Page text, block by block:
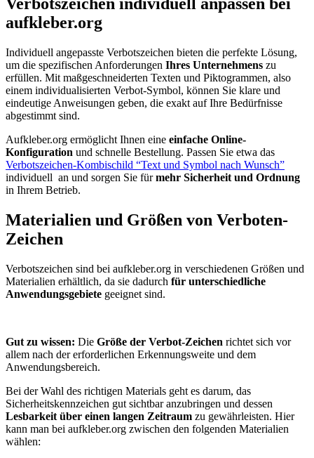
aufkleber.org
Individuell angepasste Verbotszeichen bieten die perfekte Lösung,
um die spezifischen Anforderungen Ihres Unternehmens zu
erfüllen. Mit maßgeschneiderten Texten und Piktogrammen, also
einem individualisierten Verbot-Symbol, können Sie klare und
eindeutige Anweisungen geben, die exakt auf Ihre Bedürfnisse
abgestimmt sind.
Aufkleber.org ermöglicht Ihnen eine einfache Online-
Konfiguration und schnelle Bestellung. Passen Sie etwa das
Verbotszeichen-Kombischild “Text und Symbol nach Wunsch”
individuell an und sorgen Sie fürmehr Sicherheit und Ordnung
in Ihrem Betrieb.
Materialien und Größen von Verboten-
Zeichen
Verbotszeichen sind bei aufkleber.org in verschiedenen Größen und
Materialien erhältlich, da sie dadurch für unterschiedliche
Anwendungsgebiete geeignet sind.
Gut zu wissen: Die Größe der Verbot-Zeichen richtet sich vor
allem nach der erforderlichen Erkennungsweite und dem
Anwendungsbereich.
Bei der Wahl des richtigen Materials geht es darum, das
Sicherheitskennzeichen gut sichtbar anzubringen und dessen
Lesbarkeit über einen langen Zeitraum zu gewährleisten. Hier
kann man bei aufkleber.org zwischen den folgenden Materialien
wählen: